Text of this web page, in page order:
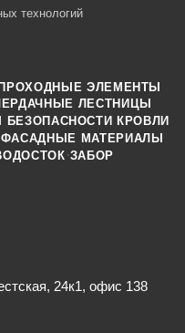
технологий
24к1, офис 138
ЭЛЕМЕНТЫ
ЛЕСТНИЦЫ
БЕЗОПАСНОСТИ КРОВЛИ
ФАСАДНЫЕ МАТЕРИАЛЫ
·ЗАБОР